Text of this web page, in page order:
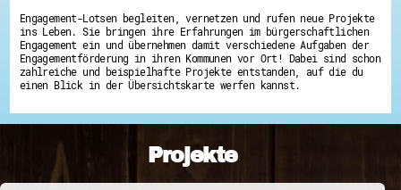
Engagement-Lotsen begleiten, vernetzen und rufen neue Projekte
ins Leben. Sie bringen ihre Erfahrungen im bürgerschaftlichen
Engagement ein und übernehmen damit verschiedene Aufgaben der
Engagementförderung in ihren Kommunen vor Ort! Dabei sind schon
zahlreiche und beispielhafte Projekte entstanden, auf die du
einen Blick in der Übersichtskarte werfen kannst.
Projekte